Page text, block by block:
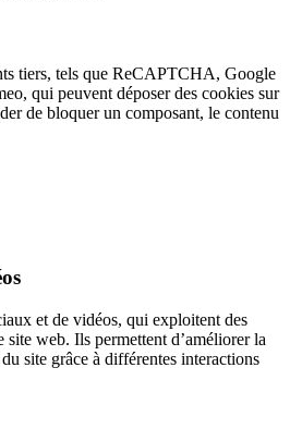
tiers, tels que ReCAPTCHA, Google
qui peuvent déposer des cookies sur
de bloquer un composant, le contenu
et de vidéos, qui exploitent des
site web. Ils permettent d’améliorer la
site grâce à différentes interactions